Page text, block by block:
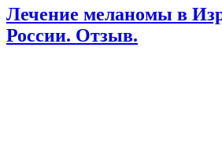
Лечение меланомы в
России. Отзыв.